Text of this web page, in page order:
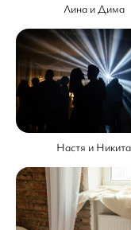
Лина и Дима
Настя и Никита